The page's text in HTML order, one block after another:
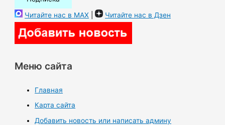
Читайте нас в MAX | Читайте нас в Дзен
Меню сайта
Главная
Карта сайта
Добавить новость или написать админу